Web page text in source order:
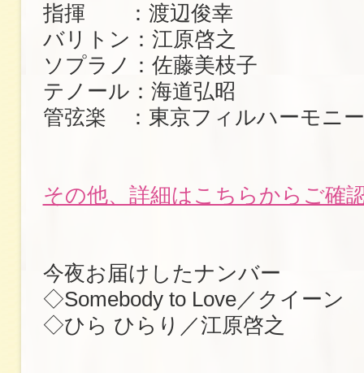
指揮 ：渡辺俊幸
バリトン：江原啓之
ソプラノ：佐藤美枝子
テノール：海道弘昭
管弦楽 ：東京フィルハーモニ
その他、詳細はこちらからご確
今夜お届けしたナンバー
◇Somebody to Love／クイーン
◇ひら ひらり／江原啓之